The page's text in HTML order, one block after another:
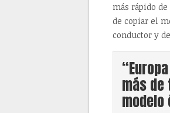
más rápido
de copiar el
conductor y
más